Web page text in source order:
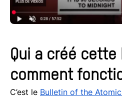
Qui a créé
comment
C’est le Bulletin of the